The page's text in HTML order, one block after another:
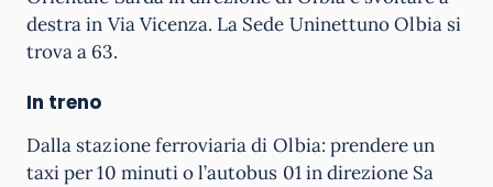
destra in Via Vicenza. La Sede Uninettuno Olbia si
trova a 63.
In treno
Dalla stazione ferroviaria di Olbia: prendere un
taxi per 10 minuti o l’autobus 01 in direzione Sa